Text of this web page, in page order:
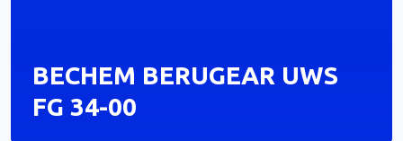
BECHEM BERUGEAR UWS
FG 34-00